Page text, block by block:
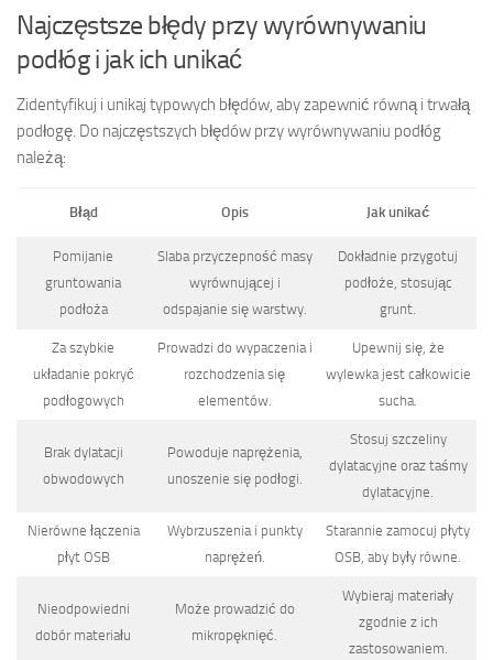
Najczęstsze błędy przy wyrównywaniu
podłóg i jak ich unikać
Zidentyfikuj i unikaj typowych błędów, aby zapewnić równą i trwałą
podłogę. Do najczęstszych błędów przy wyrównywaniu podłóg
należą:
Błąd Opis Jak unikać
Pomijanie
gruntowania
podłoża
Slaba przyczepność masy
wyrównującej i
odspajanie się warstwy.
Dokładnie przygotuj
podłoże, stosując
grunt.
Za szybkie
układanie pokryć
podłogowych
Prowadzi do wypaczenia i
rozchodzenia się
elementów.
Upewnij się, że
wylewka jest całkowicie
sucha.
Brak dylatacji
obwodowych
Powoduje naprężenia,
unoszenie się podłogi.
Stosuj szczeliny
dylatacyjne oraz taśmy
dylatacyjne.
Nierówne łączenia
płyt OSB
Wybrzuszenia i punkty
naprężeń.
Starannie zamocuj płyty
OSB, aby były równe.
Nieodpowiedni
dobór materiału
Może prowadzić do
mikropęknięć.
Wybieraj materiały
zgodnie z ich
zastosowaniem.